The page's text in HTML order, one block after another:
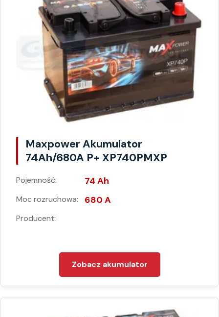
Maxpower Akumulator
74Ah/680A P+ XP740PMXP
Pojemność: 74 Ah
Moc rozruchowa: 680 A
Producent:
Zobacz akumulator